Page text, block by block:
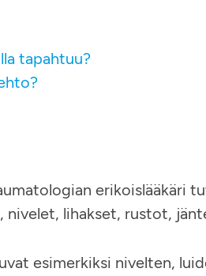
tapahtuu?
erikoislääkäri
lihakset, rustot,
esimerkiksi nivelten,